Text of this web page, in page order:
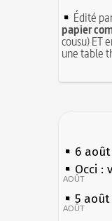
Édité
papier
cousu) ET
une table
6
Occi :
AOÛT
5
AOÛT